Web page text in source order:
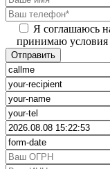
Я соглашаюсь
принимаю условия